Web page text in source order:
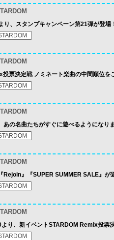
り、スタンプキャンペーン第21弾が登場
票決定戦 ノミネート楽曲の中間順位を
あの名曲たちがすぐに遊べるようになり
Rejoin』『SUPER SUMMER SALE』が
り、新イベントSTARDOM Remix投票